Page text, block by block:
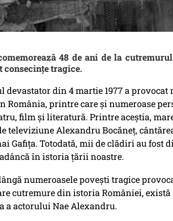
48 de ani de la
consecințe tragice.
devastator din 4 martie 1977 a provocat
România, printre care și numeroase
film și literatură. Printre aceștia,
televiziune Alexandru Bocăneț,
Gafița. Totodată, mii de clădiri au fost
în istoria țării noastre.
numeroasele povești tragice
cutremure din istoria României,
a actorului Nae Alexandru.